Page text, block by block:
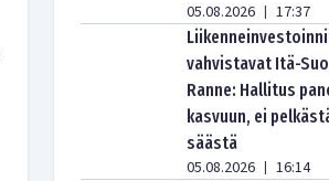
05.08.2026 | 17:37
vahvistavat Itä-
Ranne: Hallitus
kasvuun, ei
säästä
05.08.2026 | 16:14